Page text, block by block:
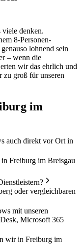
denken.
8-Personen-
lohnend sein
– wenn die
wir das ehrlich und
zu groß für unseren
im
auch direkt vor Ort in
Freiburg im Breisgau
oder vergleichbaren
mit unseren
Microsoft 365
wir in Freiburg im